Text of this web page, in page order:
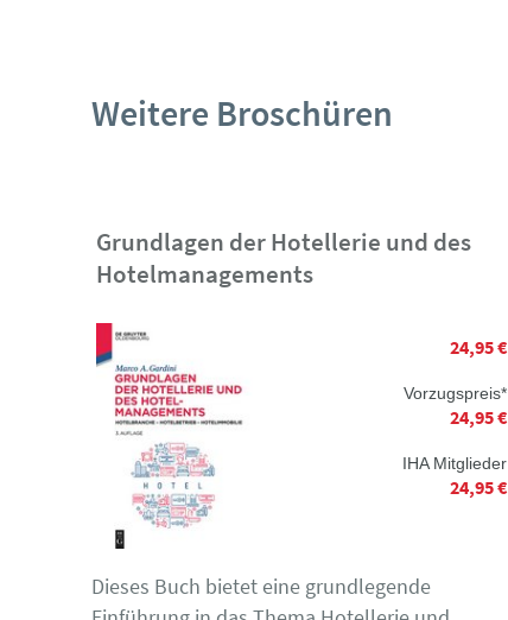
Weitere Broschüren
Grundlagen der Hotellerie und des
Hotelmanagements
24,95 €
Vorzugspreis*
24,95 €
IHA Mitglieder
24,95 €
Dieses Buch bietet eine grundlegende